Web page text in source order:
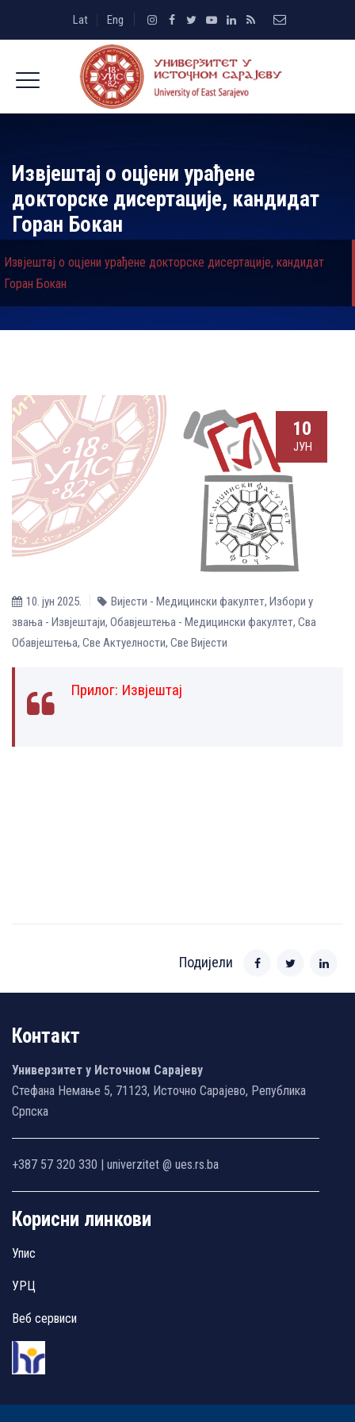
Lat Eng
Извјештај о оцјени урађене
докторске дисертације, кандидат
Горан Бокан
Извјештај о оцјени урађене докторске дисертације, кандидат
Горан Бокан
10
ЈУН
10. јун 2025. Вијести - Медицински факултет, Избори у
звања - Извјештаји, Обавјештења - Медицински факултет, Сва
Обавјештења, Све Aктуелности, Све Вијести
Прилог: Извјештај
Подијели
Контакт
Универзитет у Источном Сарајеву
Стефана Немање 5, 71123, Источно Сарајево, Република
Српска
+387 57 320 330 | univerzitet @ ues.rs.ba
Корисни линкови
Упис
УРЦ
Веб сервиси